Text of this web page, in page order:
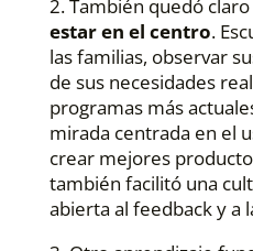
2. También quedó claro
estar en el centro.
las familias, observar
de sus necesidades
programas más
mirada centrada en el
crear mejores
también facilitó una
abierta al feedback y a